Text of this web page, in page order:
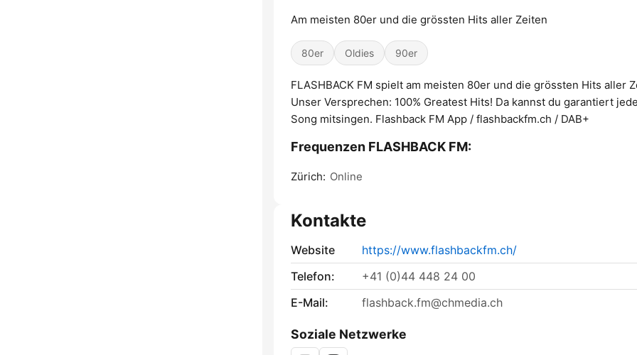
Am meisten 80er und die grössten Hits aller Zeiten
80er Oldies 90er
FLASHBACK FM spielt am meisten 80er und die grössten Hits aller
Unser Versprechen: 100% Greatest Hits! Da kannst du garantiert
Song mitsingen. Flashback FM App / flashbackfm.ch / DAB+
Frequenzen FLASHBACK FM:
Zürich: Online
Kontakte
Website
https://www.flashbackfm.ch/
Telefon:
+41 (0)44 448 24 00
E-Mail:
flashback.fm@chmedia.ch
Soziale Netzwerke